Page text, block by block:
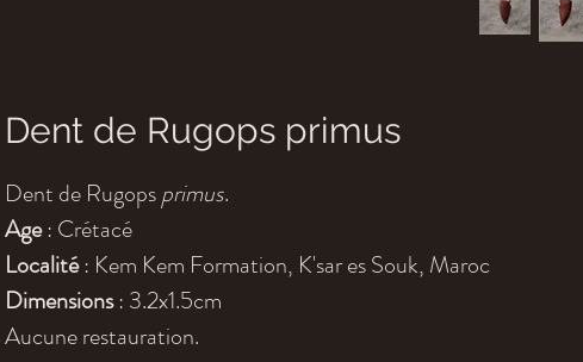
Dent de Rugops primus
Dent de Rugopsprimus.
Age: Crétacé
Localité: Kem Kem Formation, K'sar es Souk, Maroc
Dimensions: 3.2x1.5cm
Aucune restauration.